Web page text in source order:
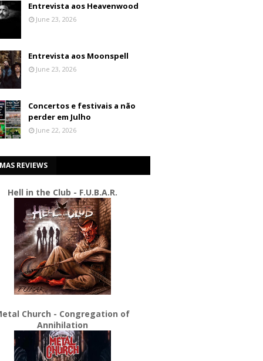
Entrevista aos Heavenwood
June 23, 2026
Entrevista aos Moonspell
June 23, 2026
Concertos e festivais a não
perder em Julho
June 22, 2026
REVIEWS
Hell in the Club - F.U.B.A.R.
Church - Congregation of
Annihilation